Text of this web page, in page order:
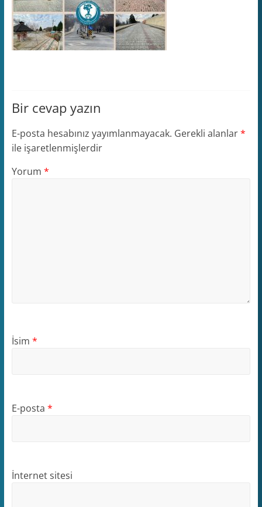
Bir cevap yazın
E-posta hesabınız yayımlanmayacak. Gerekli alanlar*
ile işaretlenmişlerdir
Yorum *
İsim *
E-posta *
İnternet sitesi